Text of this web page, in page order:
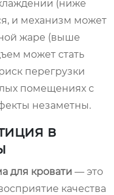
(ниже
и механизм может
жаре (выше
может стать
перегрузки
помещениях с
незаметны.
в
для кровати — это
качества